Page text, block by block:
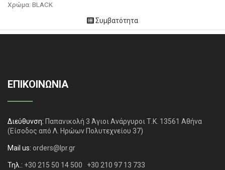
Χρώμα: BLACK
Συμβατότητα
ΕΠΙΚΟΙΝΩΝΙΑ
Διεύθυνση: Παπανικολή 3 Άγιοι Ανάργυροι Τ.Κ. 13561 Αθήνα
(Είσοδος από Λ. Ηρώων Πολυτεχνείου 37)
Mail us: orders@lpr.gr
Τηλ.: +30 215 50 14 500 +30 210 97 13 733